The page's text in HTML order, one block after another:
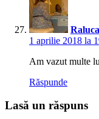
1 aprilie 2018 la
Am vazut multe
Răspunde
Lasă un răspuns